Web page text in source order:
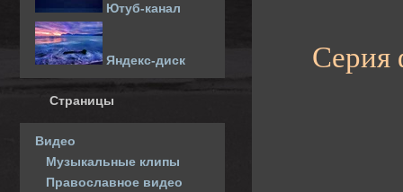
Ютуб-канал
Яндекс-диск
Страницы
Видео
Музыкальные клипы
Православное видео
Серия